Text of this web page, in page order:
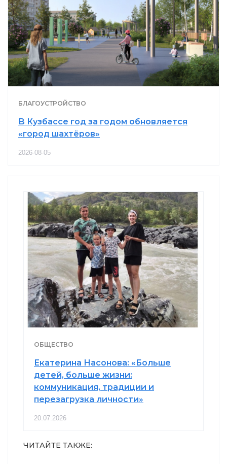
БЛАГОУСТРОЙСТВО
В Кузбассе год за годом обновляется
«город шахтёров»
2026-08-05
ОБЩЕСТВО
Екатерина Насонова: «Больше
детей, больше жизни:
коммуникация, традиции и
перезагрузка личности»
20.07.2026
ЧИТАЙТЕ ТАКЖЕ: